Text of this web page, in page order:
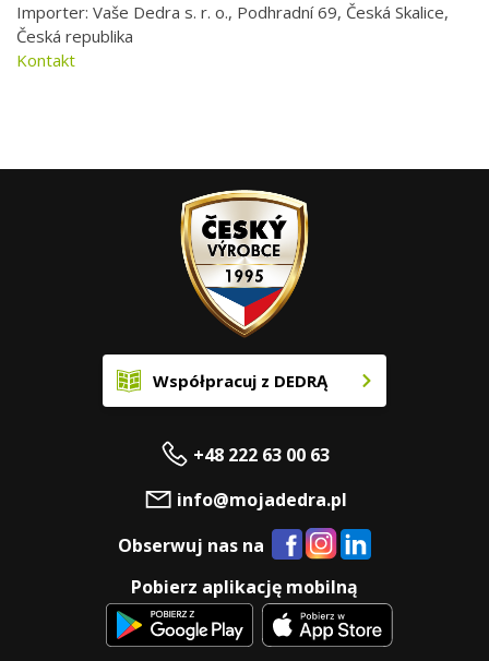
Importer: Vaše Dedra s. r. o., Podhradní 69, Česká Skalice,
Česká republika
Kontakt
Współpracuj z DEDRĄ
+48 222 63 00 63
info@mojadedra.pl
Obserwuj nas na
Pobierz aplikację mobilną